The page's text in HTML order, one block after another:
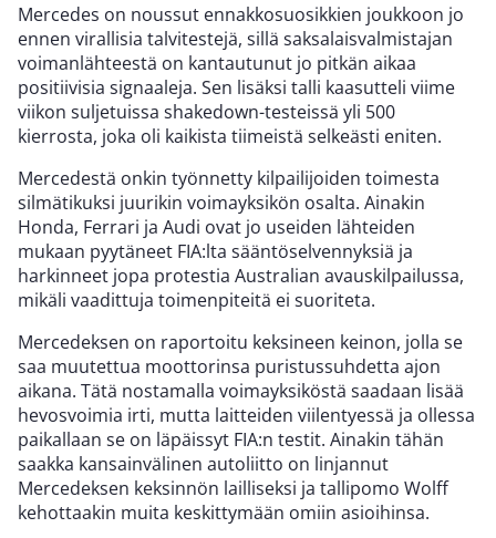
Mercedes on noussut ennakkosuosikkien joukkoon jo
ennen virallisia talvitestejä, sillä saksalaisvalmistajan
voimanlähteestä on kantautunut jo pitkän aikaa
positiivisia signaaleja. Sen lisäksi talli kaasutteli viime
viikon suljetuissa shakedown-testeissä yli 500
kierrosta, joka oli kaikista tiimeistä selkeästi eniten.
Mercedestä onkin työnnetty kilpailijoiden toimesta
silmätikuksi juurikin voimayksikön osalta. Ainakin
Honda, Ferrari ja Audi ovat jo useiden lähteiden
mukaan pyytäneet FIA:lta sääntöselvennyksiä ja
harkinneet jopa protestia Australian avauskilpailussa,
mikäli vaadittuja toimenpiteitä ei suoriteta.
Mercedeksen on raportoitu keksineen keinon, jolla se
saa muutettua moottorinsa puristussuhdetta ajon
aikana. Tätä nostamalla voimayksiköstä saadaan lisää
hevosvoimia irti, mutta laitteiden viilentyessä ja ollessa
paikallaan se on läpäissyt FIA:n testit. Ainakin tähän
saakka kansainvälinen autoliitto on linjannut
Mercedeksen keksinnön lailliseksi ja tallipomo Wolff
kehottaakin muita keskittymään omiin asioihinsa.